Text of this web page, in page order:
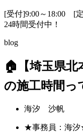
[受付]9:00～18:00 [
24時間受付中！
blog
🏠【埼玉県北
の施工時間っ
海汐 沙帆
★事務員：海